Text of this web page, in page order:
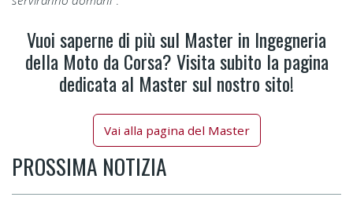
Vuoi saperne di più sul Master in Ingegneria
della Moto da Corsa? Visita subito la pagina
dedicata al Master sul nostro sito!
Vai alla pagina del Master
PROSSIMA NOTIZIA